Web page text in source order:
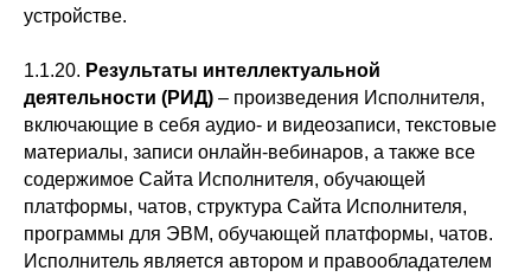
устройстве.
1.1.20. Результаты интеллектуальной
деятельности (РИД) – произведения Исполнителя,
включающие в себя аудио- и видеозаписи, текстовые
материалы, записи онлайн-вебинаров, а также все
содержимое Сайта Исполнителя, обучающей
платформы, чатов, структура Сайта Исполнителя,
программы для ЭВМ, обучающей платформы, чатов.
Исполнитель является автором и правообладателем